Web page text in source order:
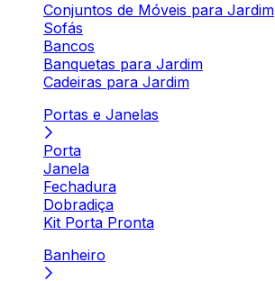
Conjuntos de Móveis para Jardim
Sofás
Bancos
Banquetas para Jardim
Cadeiras para Jardim
Portas e Janelas
Porta
Janela
Fechadura
Dobradiça
Kit Porta Pronta
Banheiro